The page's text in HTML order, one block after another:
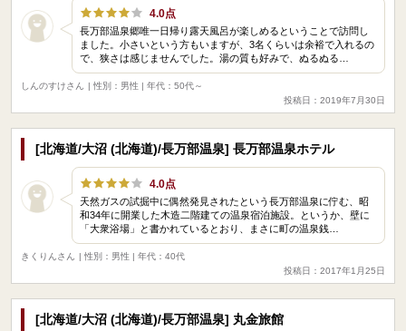
4.0点
長万部温泉郷唯一日帰り露天風呂が楽しめるということで訪問し
ました。小さいという方もいますが、3名くらいは余裕で入れるの
で、狭さは感じませんでした。湯の質も好みで、ぬるぬる…
しんのすけさん
| 性別：男性 | 年代：50代～
投稿日：2019年7月30日
[北海道/大沼 (北海道)/長万部温泉] 長万部温泉ホテル
4.0点
天然ガスの試掘中に偶然発見されたという長万部温泉に佇む、昭
和34年に開業した木造二階建ての温泉宿泊施設。というか、壁に
「大衆浴場」と書かれているとおり、まさに町の温泉銭…
きくりんさん
| 性別：男性 | 年代：40代
投稿日：2017年1月25日
[北海道/大沼 (北海道)/長万部温泉] 丸金旅館